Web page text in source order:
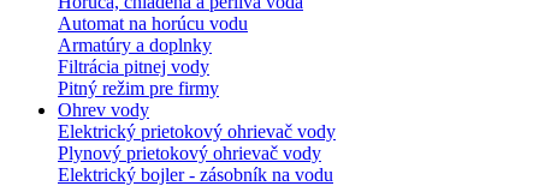
Automat na horúcu vodu
Armatúry a doplnky
Filtrácia pitnej vody
Pitný režim pre firmy
Ohrev vody
Elektrický prietokový ohrievač vody
Plynový prietokový ohrievač vody
Elektrický bojler - zásobník na vodu